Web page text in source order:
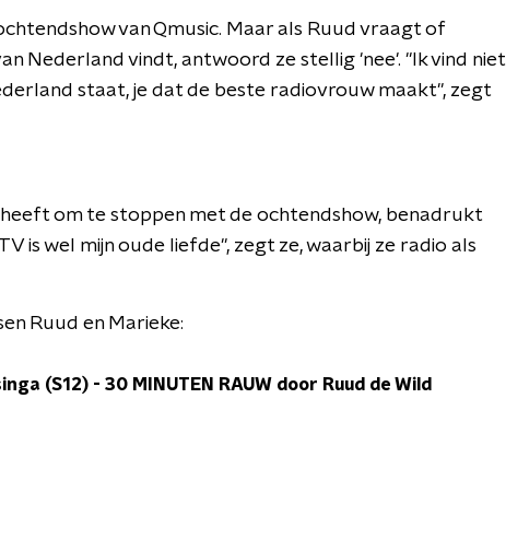
van Qmusic. Maar als Ruud vraagt of
Nederland vindt, antwoord ze stellig 'nee'. "Ik vind niet
staat, je dat de beste radiovrouw maakt", zegt
om te stoppen met de ochtendshow, benadrukt
is wel mijn oude liefde", zegt ze, waarbij ze radio als
Ruud en Marieke:
(S12) - 30 MINUTEN RAUW door Ruud de Wild